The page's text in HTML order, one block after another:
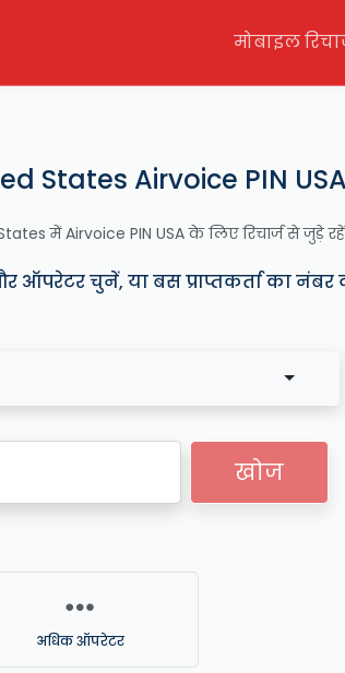
मोबाइल
States Airvoice PIN
में Airvoice PIN USA के लिए रिचार्ज से जुड़े
ऑपरेटर चुनें, या बस प्राप्तकर्ता का नंबर
खोज
अधिक ऑपरेटर